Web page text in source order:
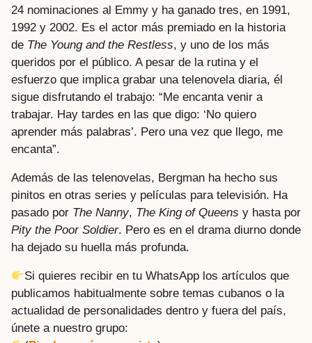
24 nominaciones al Emmy y ha ganado tres, en 1991,
1992 y 2002. Es el actor más premiado en la historia
de The Young and the Restless, y uno de los más
queridos por el público. A pesar de la rutina y el
esfuerzo que implica grabar una telenovela diaria, él
sigue disfrutando el trabajo: “Me encanta venir a
trabajar. Hay tardes en las que digo: ‘No quiero
aprender más palabras’. Pero una vez que llego, me
encanta”.
Además de las telenovelas, Bergman ha hecho sus
pinitos en otras series y películas para televisión. Ha
pasado por The Nanny, The King of Queens y hasta por
Pity the Poor Soldier. Pero es en el drama diurno donde
ha dejado su huella más profunda.
Si quieres recibir en tu WhatsApp los artículos que
publicamos habitualmente sobre temas cubanos o la
actualidad de personalidades dentro y fuera del país,
únete a nuestro grupo: